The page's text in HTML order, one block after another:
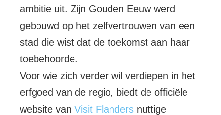
ambitie uit. Zijn Gouden Eeuw werd
gebouwd op het zelfvertrouwen van een
stad die wist dat de toekomst aan haar
toebehoorde.
Voor wie zich verder wil verdiepen in het
erfgoed van de regio, biedt de officiële
website van Visit Flandersnuttige